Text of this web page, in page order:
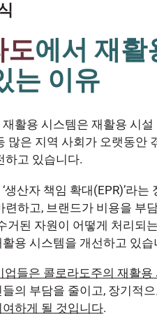
도에서 재활
는 이유
활용 시스템은 재활용 시
많은 지역 사회가 오랫동안
하고 있습니다.
생산자 책임 확대(EPR)’라는
련하고, 브랜드가 비용을 부
거된 자원이 어떻게 처리되
용 시스템을 개선하고 있습
업들은 콜로라도주의 재활용
의 부담을 줄이고, 장기적
여하게 될 것입니다.